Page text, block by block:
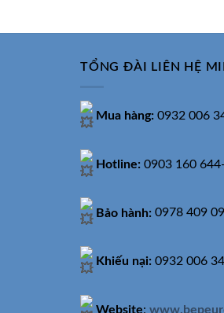
TỔNG ĐÀI LIÊN HỆ
Mua hàng: 0932 006
Hotline: 0903 160
Bảo hành: 0978 409
Khiếu nại: 0932 006
Website: